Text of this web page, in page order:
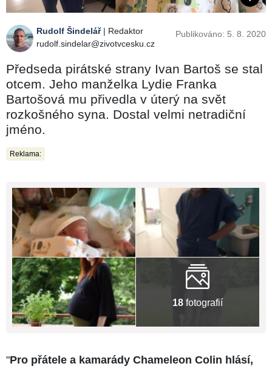
Rudolf Šindelář| Redaktor
rudolf.sindelar@zivotvcesku.cz
Publikováno: 5. 8. 2020
Předseda pirátské strany Ivan Bartoš se stal
otcem. Jeho manželka Lydie Franka
Bartošová mu přivedla v úterý na svět
rozkošného syna. Dostal velmi netradiční
jméno.
Reklama:
18 fotografií
"Pro přátele a kamarády Chameleon Colin hlásí,